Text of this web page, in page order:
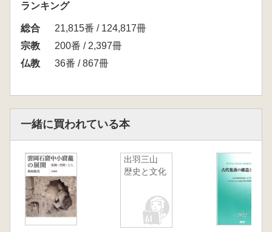
ランキング
総合
21,815番 / 124,817冊
宗教
200番 / 2,397冊
仏教
36番 / 867冊
一緒に買われている本
出羽三山
歴史と文化